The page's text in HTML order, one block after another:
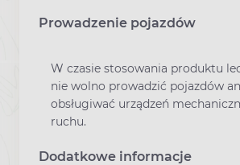
Prowadzenie pojazdów
W czasie stosowania produktu
nie wolno prowadzić pojazdów
obsługiwać urządzeń
ruchu.
Dodatkowe informacje